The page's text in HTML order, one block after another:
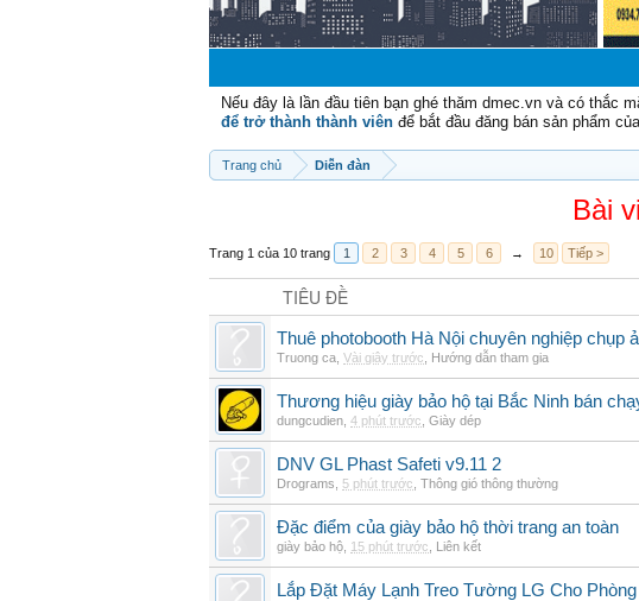
Nếu đây là lần đầu tiên bạn ghé thăm dmec.vn và có thắc
để trở thành thành viên để bắt đầu đăng bán sản phẩm
Trang chủ Diễn đàn
Bài
Trang 1 của 10 trang 1 2 3 4 5 6 → 10 Tiếp >
TIÊU ĐỀ
Thuê photobooth Hà Nội chuyên nghiệp chụp
Truong ca Vài giây trước Hướng dẫn tham gia
Thương hiệu giày bảo hộ tại Bắc Ninh bán
dungcudien 4 phút trước Giày dép
DNV GL Phast Safeti v9.11 2
Drograms 5 phút trước Thông gió thông thường
Đặc điểm của giày bảo hộ thời trang an toàn
giày bảo hộ 15 phút trước Liên kết
Lắp Đặt Máy Lạnh Treo Tường LG Cho